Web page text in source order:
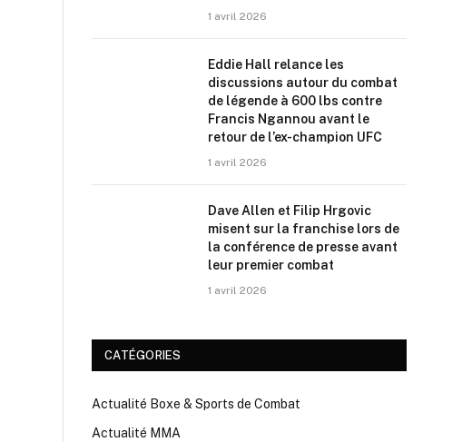
1 avril 2026
Eddie Hall relance les
discussions autour du combat
de légende à 600 lbs contre
Francis Ngannou avant le
retour de l’ex-champion UFC
1 avril 2026
Dave Allen et Filip Hrgovic
misent sur la franchise lors de
la conférence de presse avant
leur premier combat
1 avril 2026
CATÉGORIES
Actualité Boxe & Sports de Combat
Actualité MMA